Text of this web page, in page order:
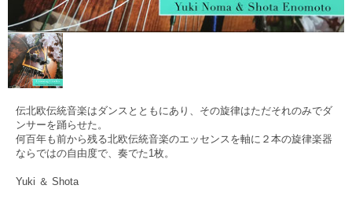
伝北欧伝統音楽はダンスとともにあり、その旋律はただそれのみでダ
ンサーを踊らせた。
何百年も前から残る北欧伝統音楽のエッセンスを軸に２本の旋律楽器
ならではの自由度で、奏でた1枚。
Yuki ＆ Shota